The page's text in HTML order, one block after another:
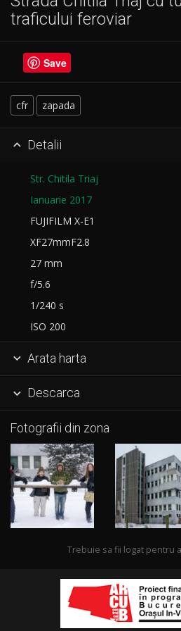
traficului feroviar
Save
cfr zapada
 Detalii
Str. Chitila Triaj
Ianuarie 2017
FUJIFILM X-E1
XF27mmF2.8
27 mm
f/5.6
1/240 s
ISO 200
 Arata harta
 Descarca
Fotografii din zona
Trebuie sa fii logat pentru